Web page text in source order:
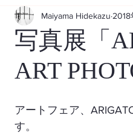
写真展「
ART
Maiyama Hidekazu 2018
アートフェア、
す。